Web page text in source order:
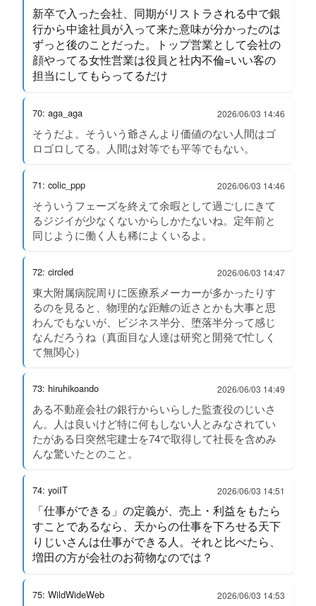
新卒で入った会社、同期がリストラされる中で銀
行から中途社員が入って来た意味が分かったのは
ずっと後のことだった。トップ営業として会社の
顔やってる女性営業は役員と社内不倫=いい客の
担当にしてもらってるだけ
70: aga_aga 2026/06/03 14:46
そうだよ。そういう爺さんより価値のない人間はゴ
ロゴロしてる。人間は対等でも平等でもない。
71: colic_ppp 2026/06/03 14:46
そういうフェーズを終えて余暇として過ごしにきて
るジジイが少なくないからしかたないね。定年前と
同じように働く人も稀によくいるよ。
72: circled 2026/06/03 14:47
東大附属病院周りに医療系メーカーが多かったりす
るのを見ると、物理的な距離の近さとかも大事と思
わんでもないが、ビジネス半分、堕落半分って感じ
なんだろうね（真面目な人達は研究と開発で忙しく
て無関心）
73: hiruhikoando 2026/06/03 14:49
ある不動産会社の銀行からいらした監査役のじいさ
ん。人は良いけど特に何もしない人とみなされてい
たがある日突然宅建士を74で取得して社長を含めみ
んな驚いたとのこと。
74: yoiIT 2026/06/03 14:51
「仕事ができる」の定義が、売上・利益をもたら
すことであるなら、天からの仕事を下ろせる天下
りじいさんは仕事ができる人。それと比べたら、
増田の方が会社のお荷物なのでは？
75: WildWideWeb 2026/06/03 14:53